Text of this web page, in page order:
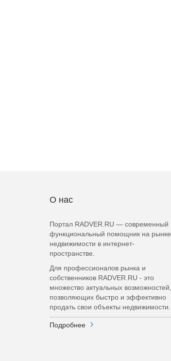
О нас
Портал RADVER.RU — современный
функциональный помощник на рынке
недвижимости в интернет-
пространстве.
Для профессионалов рынка и
собственников RADVER.RU - это
множество актуальных возможностей,
позволяющих быстро и эффективно
продать свои объекты недвижимости.
Подробнее